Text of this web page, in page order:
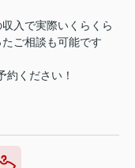
入で実際いくらくら
ご相談も可能です
約ください！